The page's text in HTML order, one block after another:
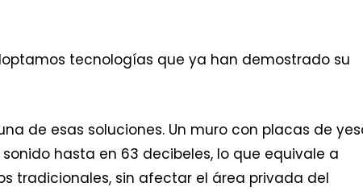
tecnologías que ya han demostrado su
de esas soluciones. Un muro con placas de
hasta en 63 decibeles, lo que equivale a
tradicionales, sin afectar el área privada del